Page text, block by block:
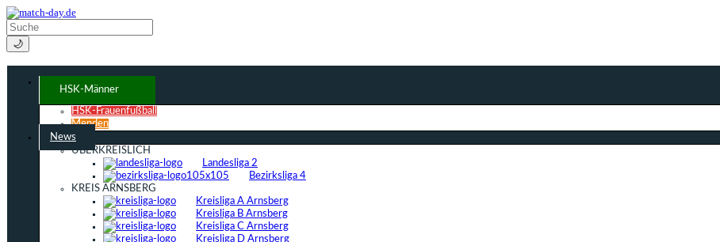
🌙
HSK-Männer
HSK-Frauenfußball
Menden
News
ÜBERKREISLICH
Landesliga 2
Bezirksliga 4
KREIS ARNSBERG
Kreisliga A Arnsberg
Kreisliga B Arnsberg
Kreisliga C Arnsberg
Kreisliga D Arnsberg